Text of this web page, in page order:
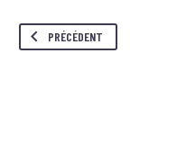
PRÉCÉDENT